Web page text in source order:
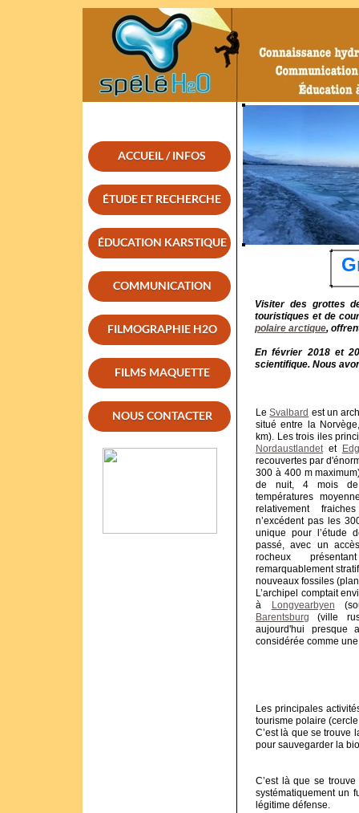
ACCUEIL / INFOS
ÉTUDE ET RECHERCHE
ÉDUCATION KARSTIQUE
COMMUNICATION
FILMOGRAPHIE H2O
FILMS MAQUETTE
NOUS CONTACTER
Visiter des grottes
touristiques et de
polaire arctique,
En février 2018 et
scientifique. Nous
LeSvalbard est un
situé entre la
km). Les trois iles
Nordaustlandetet
recouvertes par
300 à 400 m
de nuit, 4 mois de
températures
relativement
n’excédent pas les
unique pour l’étude
passé, avec un
rocheux
remarquablement
nouveaux fossiles
L’archipel comptait
à
Longyearbyen
Barentsburg (ville
aujourd'hui presque
considérée comme
Les principales
tourisme polaire
C’est là que se trouve
pour sauvegarder la
C’est là que se trouve
systématiquement un
légitime défense.